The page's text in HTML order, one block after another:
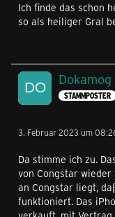
Ich finde das schon
so als heiliger Gral
Dokamog
STAMMPOSTER
3. Februar 2023 um
Da stimme ich zu.
von Congstar
an Congstar liegt,
funktioniert. Das